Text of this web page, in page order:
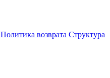
Политика возврата Структура